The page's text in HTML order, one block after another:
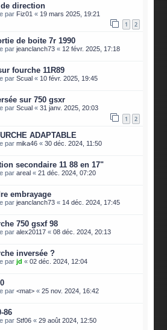
direction
par Fiz01 « 19 mars 2025, 19:21
1 2
de boite 7r 1990
parjeanclanch73 «12 févr. 2025, 17:18
fourche 11R89
parScual «10 févr. 2025, 19:45
sur 750 gsxr
parScual «31 janv. 2025, 20:03
1 2
ADAPTABLE
parmika46 «30 déc. 2024, 11:50
secondaire 11 88 en 17"
parareal «21 déc. 2024, 07:20
embrayage
parjeanclanch73 « 14 déc. 2024, 17:45
750 gsxf 98
paralex20117 «08 déc. 2024, 20:13
inversée ?
parjd «02 déc. 2024, 12:04
par<mat> «25 nov. 2024, 16:42
86
parStf06 «29 août 2024, 12:50